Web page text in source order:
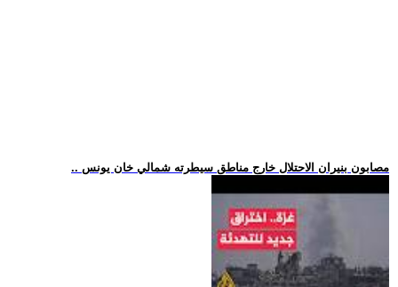
.. مصابون بنيران الاحتلال خارج مناطق سيطرته شمالي خان يونس